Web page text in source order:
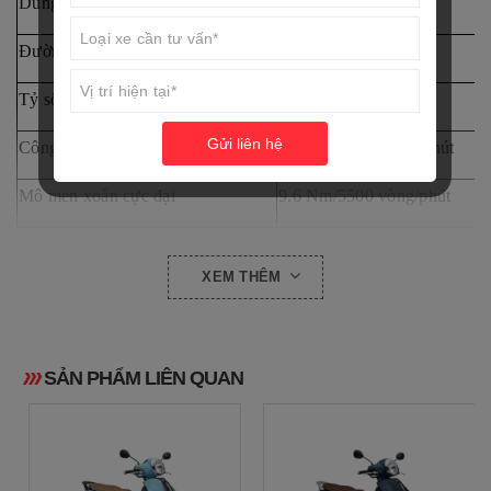
Đường kính và hành trình piston
Tỷ số nén
Công suất tối đa 7,0 kW/8.000 vòng/phút
Mô men xoắn cực đại 9.6 Nm/5500 vòng/phút
Mức tiêu thụ nhiên liệu (l/100km)
Điện áp ắc quy
2. Khung xe :
XEM THÊM
SẢN PHẨM LIÊN QUAN
Gửi liên hệ